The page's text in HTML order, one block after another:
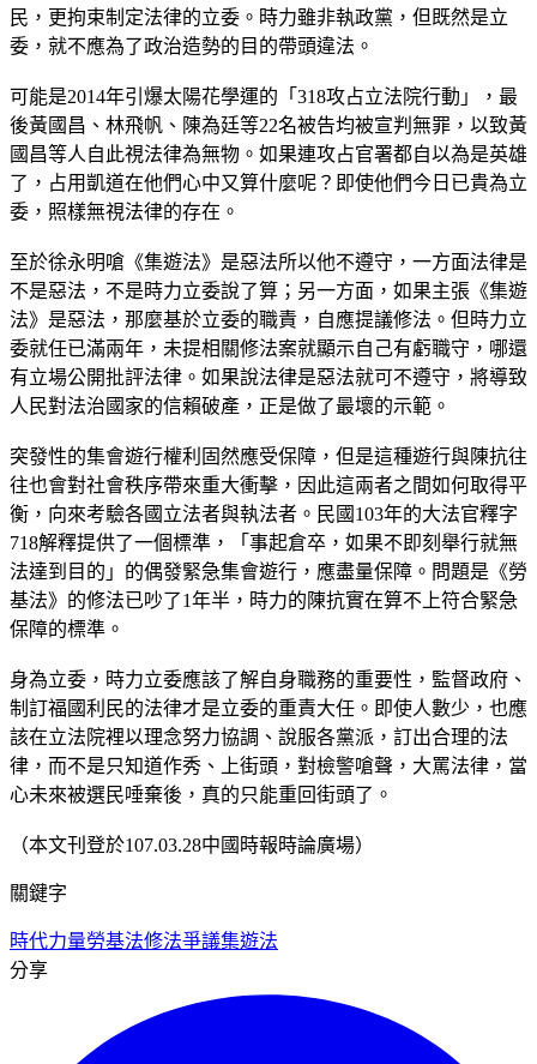
民，更拘束制定法律的立委。時力雖非執政黨，但既然是立
委，就不應為了政治造勢的目的帶頭違法。
可能是2014年引爆太陽花學運的「318攻占立法院行動」，最
後黃國昌、林飛帆、陳為廷等22名被告均被宣判無罪，以致黃
國昌等人自此視法律為無物。如果連攻占官署都自以為是英雄
了，占用凱道在他們心中又算什麼呢？即使他們今日已貴為立
委，照樣無視法律的存在。
至於徐永明嗆《集遊法》是惡法所以他不遵守，一方面法律是
不是惡法，不是時力立委說了算；另一方面，如果主張《集遊
法》是惡法，那麼基於立委的職責，自應提議修法。但時力立
委就任已滿兩年，未提相關修法案就顯示自己有虧職守，哪還
有立場公開批評法律。如果說法律是惡法就可不遵守，將導致
人民對法治國家的信賴破產，正是做了最壞的示範。
突發性的集會遊行權利固然應受保障，但是這種遊行與陳抗往
往也會對社會秩序帶來重大衝擊，因此這兩者之間如何取得平
衡，向來考驗各國立法者與執法者。民國103年的大法官釋字
718解釋提供了一個標準，「事起倉卒，如果不即刻舉行就無
法達到目的」的偶發緊急集會遊行，應盡量保障。問題是《勞
基法》的修法已吵了1年半，時力的陳抗實在算不上符合緊急
保障的標準。
身為立委，時力立委應該了解自身職務的重要性，監督政府、
制訂福國利民的法律才是立委的重責大任。即使人數少，也應
該在立法院裡以理念努力協調、說服各黨派，訂出合理的法
律，而不是只知道作秀、上街頭，對檢警嗆聲，大罵法律，當
心未來被選民唾棄後，真的只能重回街頭了。
（本文刊登於107.03.28中國時報時論廣場）
關鍵字
時代力量勞基法修法爭議集遊法
分享